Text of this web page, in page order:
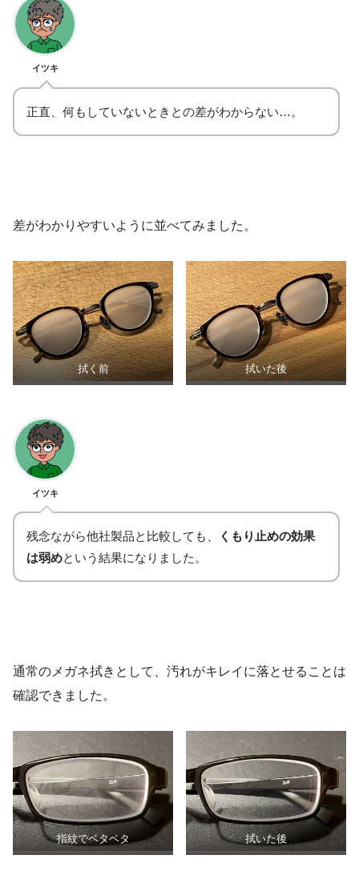
イツキ
正直、何もしていないときとの差がわからない…。
差がわかりやすいように並べてみました。
拭く前 拭いた後
イツキ
残念ながら他社製品と比較しても、
くもり止めの効果
は弱めという結果になりました。
通常のメガネ拭きとして、汚れがキレイに落とせることは
確認できました。
指紋でベタベタ 拭いた後